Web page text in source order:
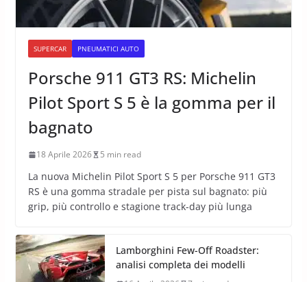
SUPERCAR PNEUMATICI AUTO
Porsche 911 GT3 RS: Michelin
Pilot Sport S 5 è la gomma per il
bagnato
18 Aprile 2026 5 min read
La nuova Michelin Pilot Sport S 5 per Porsche 911 GT3
RS è una gomma stradale per pista sul bagnato: più
grip, più controllo e stagione track-day più lunga
Lamborghini Few-Off Roadster:
analisi completa dei modelli